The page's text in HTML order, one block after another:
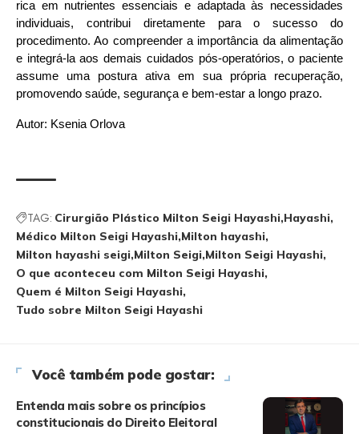
rica em nutrientes essenciais e adaptada às necessidades
individuais, contribui diretamente para o sucesso do
procedimento. Ao compreender a importância da alimentação
e integrá-la aos demais cuidados pós-operatórios, o paciente
assume uma postura ativa em sua própria recuperação,
promovendo saúde, segurança e bem-estar a longo prazo.
Autor: Ksenia Orlova
TAG: Cirurgião Plástico Milton Seigi Hayashi Hayashi
Médico Milton Seigi Hayashi Milton hayashi
Milton hayashi seigi Milton Seigi Milton Seigi Hayashi
O que aconteceu com Milton Seigi Hayashi
Quem é Milton Seigi Hayashi
Tudo sobre Milton Seigi Hayashi
Você também pode gostar:
Entenda mais sobre os princípios
constitucionais do Direito Eleitoral